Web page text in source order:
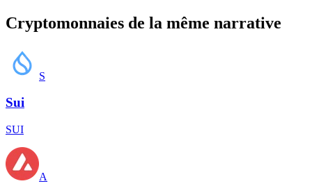
Cryptomonnaies de la même narrative
S
Sui
SUI
A